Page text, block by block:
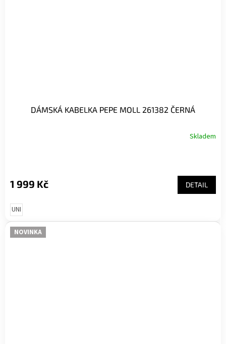
DÁMSKÁ KABELKA PEPE MOLL 261382 ČERNÁ
Skladem
1 999 Kč DETAIL
UNI
NOVINKA